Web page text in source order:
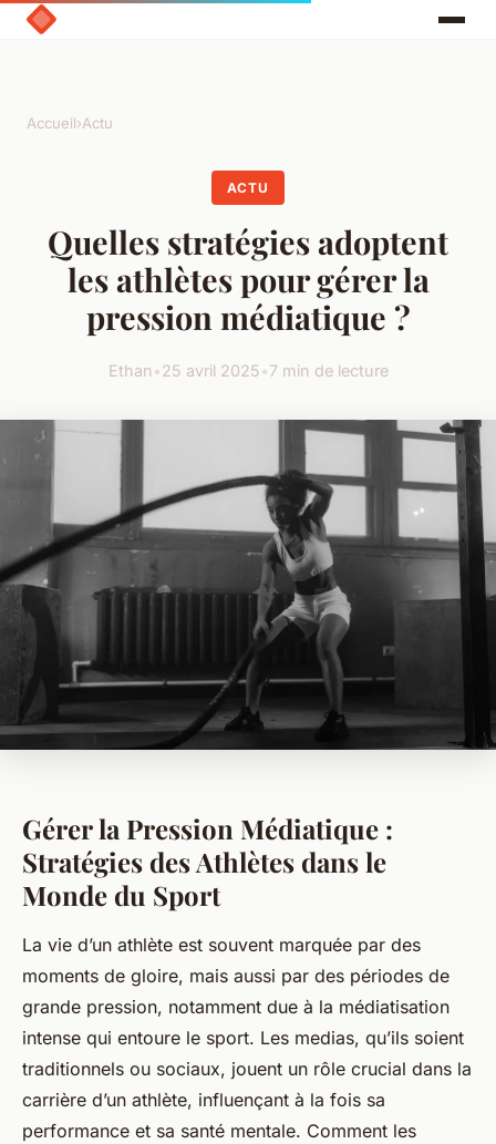
Accueil›Actu
ACTU
Quelles stratégies adoptent
les athlètes pour gérer la
pression médiatique ?
Ethan•25 avril 2025•7 min de lecture
Gérer la Pression Médiatique :
Stratégies des Athlètes dans le
Monde du Sport
La vie d’un athlète est souvent marquée par des
moments de gloire, mais aussi par des périodes de
grande pression, notamment due à la médiatisation
intense qui entoure le sport. Les medias, qu’ils soient
traditionnels ou sociaux, jouent un rôle crucial dans la
carrière d’un athlète, influençant à la fois sa
performance et sa santé mentale. Comment les